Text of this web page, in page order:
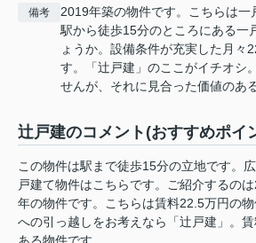
備考
2019年築の物件です。こちらは一
駅から徒歩15分のところにある一
ょうか。設備条件が充実した月々
す。「辻戸建」のここがイチオシ
せんが、それに見合った価値のあ
辻戸建のコメント(おすすめポイ
この物件は駅まで徒歩15分の立地です。
戸建て物件はこちらです。ご紹介するの
年の物件です。こちらは賃料22.5万円の
への引っ越しをお考えなら「辻戸建」。